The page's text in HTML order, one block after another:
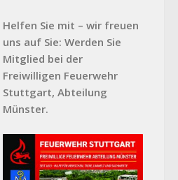
Helfen Sie mit – wir freuen
uns auf Sie: Werden Sie
Mitglied bei der
Freiwilligen Feuerwehr
Stuttgart, Abteilung
Münster.